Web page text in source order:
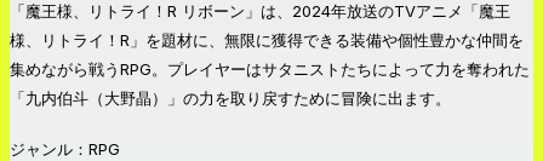
「魔王様、リトライ！R リボーン」は、2024年放送のTVアニメ「魔王
様、リトライ！R」を題材に、無限に獲得できる装備や個性豊かな仲間を
集めながら戦うRPG。プレイヤーはサタニストたちによって力を奪われた
「九内伯斗（大野晶）」の力を取り戻すために冒険に出ます。
ジャンル：RPG